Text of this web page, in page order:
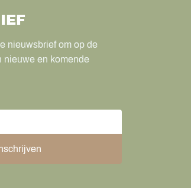
nieuwsbrief om op de
nieuwe en komende